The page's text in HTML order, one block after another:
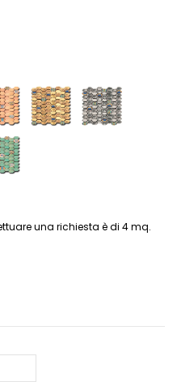
una richiesta è di 4 mq.